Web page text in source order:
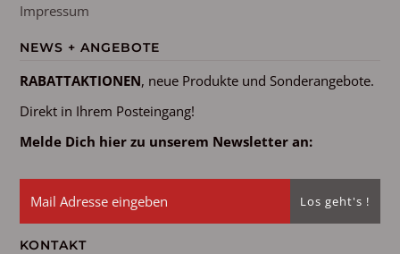
Impressum
NEWS + ANGEBOTE
RABATTAKTIONEN, neue Produkte und Sonderangebote.
Direkt in Ihrem Posteingang!
Melde Dich hier zu unserem Newsletter an:
KONTAKT